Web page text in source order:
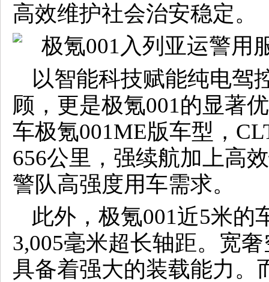
高效维护社会治安稳定。
以智能科技赋能纯电驾
顾，更是极氪001的显著
车极氪001ME版车型，
656公里，强续航加上高
警队高强度用车需求。
此外，极氪001近5米的
3,005毫米超长轴距。宽
具备着强大的装载能力。